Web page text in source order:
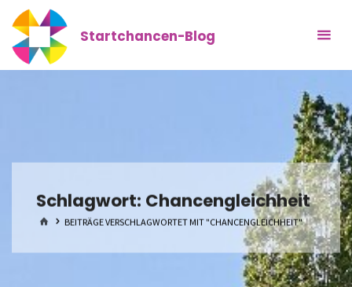
Zum
Inhalt
springen
Startchancen-Blog
Schlagwort: Chancengleichheit
STARTBEITRÄGE VERSCHLAGWORTET MIT "CHANCENGLEICHHEIT"